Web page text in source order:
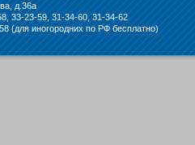
в
д.36а
33-23-59, 31-34-60, 31-34-62
(для иногородних по РФ бесплатно)